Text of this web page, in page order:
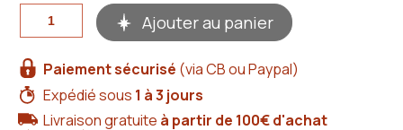
quantité
Sandales
artisanales
femme
en
cuir
marron
Ajouter au panier
Paiement sécurisé (via CB ou Paypal)
Expédié sous 1 à 3 jours
Livraison gratuite à partir de 100€ d'achat